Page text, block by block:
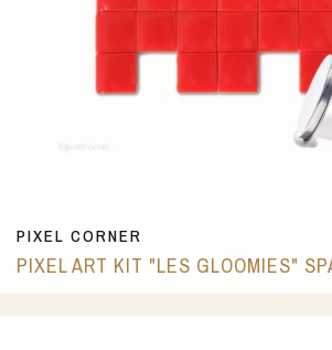
PIXEL CORNER
PIXEL ART KIT "LES GLOOMIES"